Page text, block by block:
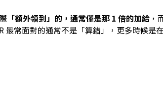
「額外領到」的，通常僅是那 1 倍的加給 ，
最常面對的通常不是「算錯」，更多時候是